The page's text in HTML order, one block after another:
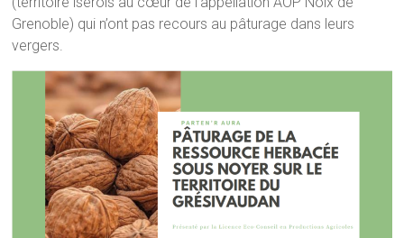
Grenoble) qui n’ont pas recours au pâturage dans leurs
vergers.